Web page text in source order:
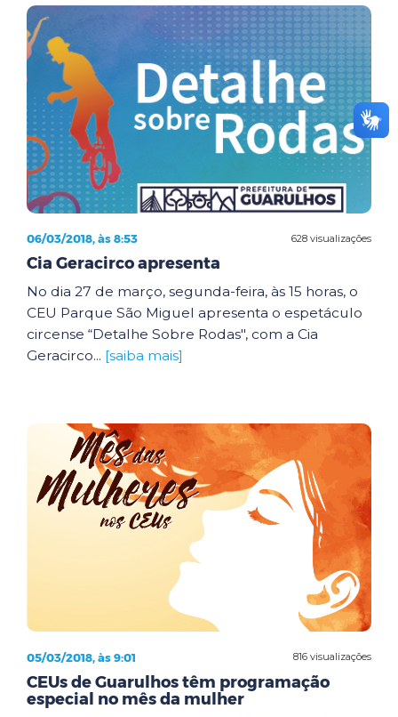
628 visualizações
06/03/2018, às 8:53
Cia Geracirco apresenta
No dia 27 de março, segunda-feira, às 15 horas, o
CEU Parque São Miguel apresenta o espetáculo
circense “Detalhe Sobre Rodas", com a Cia
Geracirco... [saiba mais]
816 visualizações
05/03/2018, às 9:01
CEUs de Guarulhos têm programação
especial no mês da mulher